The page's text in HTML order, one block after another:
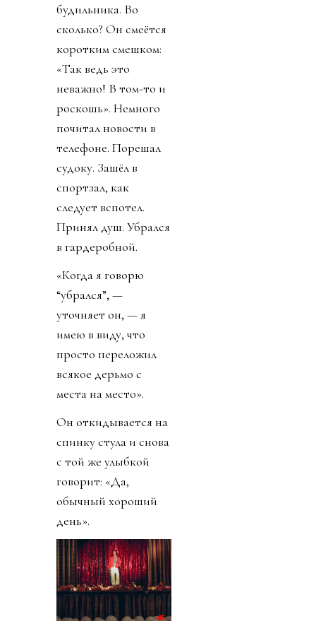
будильника. Во
сколько? Он смеётся
коротким смешком:
«Так ведь это
неважно! В том-то и
роскошь». Немного
почитал новости в
телефоне. Порешал
судоку. Зашёл в
спортзал, как
следует вспотел.
Принял душ. Убрался
в гардеробной.
«Когда я говорю
“убрался”, —
уточняет он, — я
имею в виду, что
просто переложил
всякое дерьмо с
места на место».
Он откидывается на
спинку стула и снова
с той же улыбкой
говорит: «Да,
обычный хороший
день».